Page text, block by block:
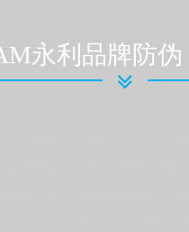
永利品牌防